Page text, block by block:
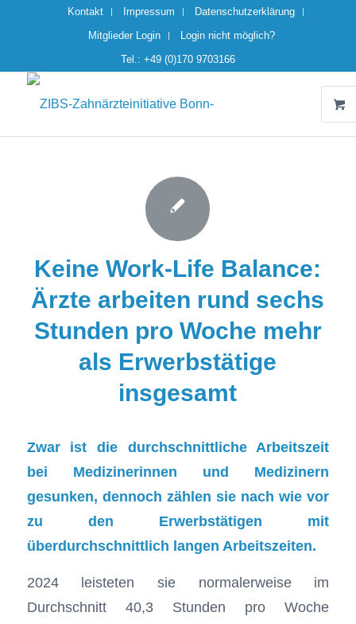
Kontakt Impressum
Datenschutzerklärung
Mitglieder Login
Login nicht möglich?
Tel.: +49 (0)170 9703166
Keine Work-Life Balance:
Ärzte arbeiten rund sechs
Stunden pro Woche mehr
als Erwerbstätige
insgesamt
Zwar ist die durchschnittliche Arbeitszeit
bei Medizinerinnen und Medizinern
gesunken, dennoch zählen sie nach wie vor
zu den Erwerbstätigen mit
überdurchschnittlich langen Arbeitszeiten.
2024 leisteten sie normalerweise im
Durchschnitt 40,3 Stunden pro Woche